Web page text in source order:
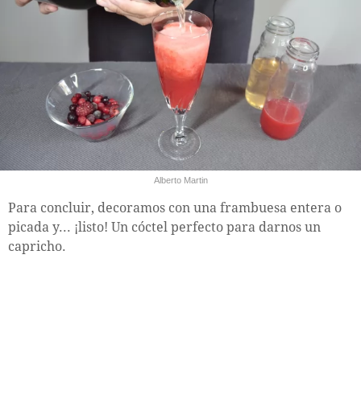
Alberto Martin
Para concluir, decoramos con una frambuesa entera o
picada y... ¡listo! Un cóctel perfecto para darnos un
capricho.